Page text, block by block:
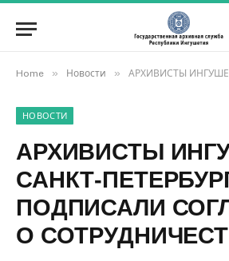
Home » Новости » АРХИВИСТЫ ИНГУШЕТИИ И САНКТ-
НОВОСТИ
АРХИВИСТЫ
САНКТ-
ПОДПИСАЛИ
О